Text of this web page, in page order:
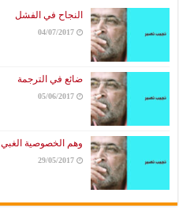
النجاح في الفشل
04/07/2017
ضائع في الترجمة
05/06/2017
وهم الخصوصية الغبي
29/05/2017